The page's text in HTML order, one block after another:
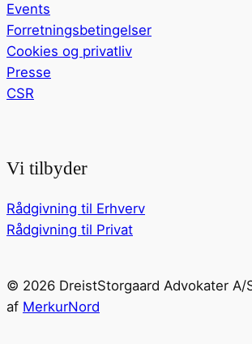
Events
Forretningsbetingelser
Cookies og privatliv
Presse
CSR
Vi tilbyder
Rådgivning til Erhverv
Rådgivning til Privat
© 2026 DreistStorgaard Advokater A/
af MerkurNord